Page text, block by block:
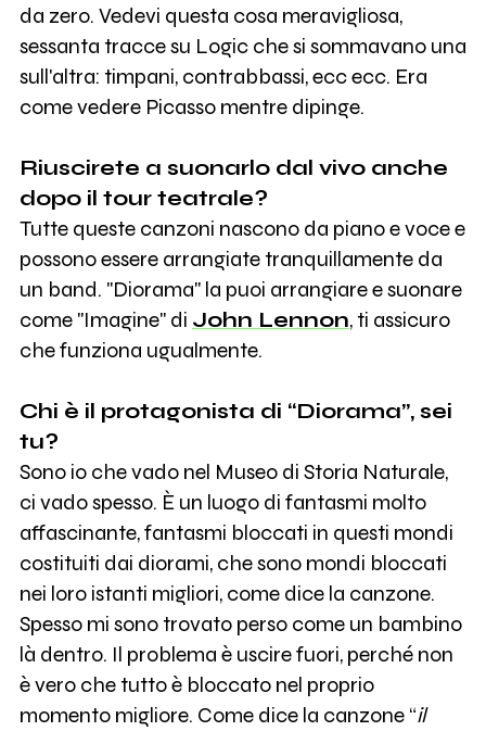
da zero. Vedevi questa cosa meravigliosa,
sessanta tracce su Logic che si sommavano una
sull'altra: timpani, contrabbassi, ecc ecc. Era
come vedere Picasso mentre dipinge.
Riuscirete a suonarlo dal vivo anche
dopo il tour teatrale?
Tutte queste canzoni nascono da piano e voce e
possono essere arrangiate tranquillamente da
un band. "Diorama" la puoi arrangiare e suonare
come "Imagine" di John Lennon, ti assicuro
che funziona ugualmente.
Chi è il protagonista di “Diorama”, sei
tu?
Sono io che vado nel Museo di Storia Naturale,
ci vado spesso. È un luogo di fantasmi molto
affascinante, fantasmi bloccati in questi mondi
costituiti dai diorami, che sono mondi bloccati
nei loro istanti migliori, come dice la canzone.
Spesso mi sono trovato perso come un bambino
là dentro. Il problema è uscire fuori, perché non
è vero che tutto è bloccato nel proprio
momento migliore. Come dice la canzone “il